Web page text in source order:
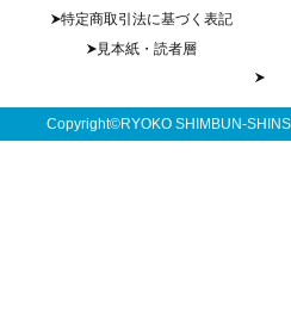
特定商取引法に基づく表記
見本紙・読者層
Copyright©RYOKO SHIMBUN-